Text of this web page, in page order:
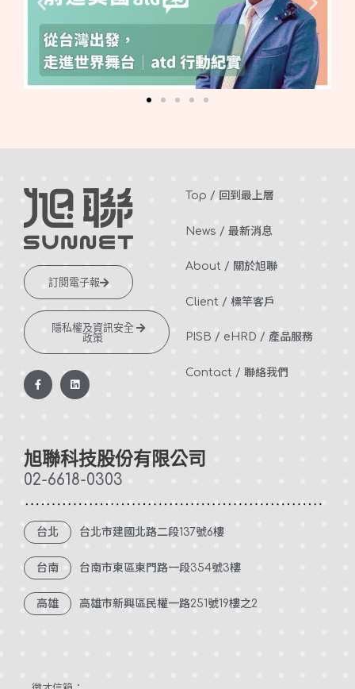
訂閱電子報
隱私權及資訊安全
政策
F
a
-
f
L
i
n
Top / 回到最上層
News / 最新消息
About / 關於旭聯
Client / 標竿客戶
PISB / eHRD / 產品服務
Contact / 聯絡我們
旭聯科技股份有限公司
02-6618-0303
台北 台北市建國北路二段137號6樓
台南 台南市東區東門路一段354號3樓
高雄 高雄市新興區民權一路251號19樓之2